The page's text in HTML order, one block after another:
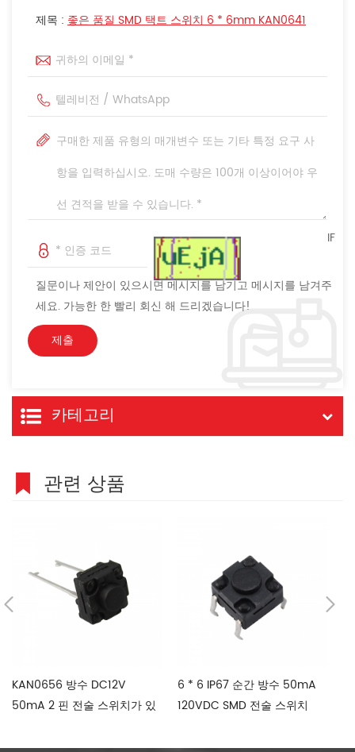
제목 : 좋은 품질 SMD 택트 스위치 6 * 6mm KAN0641
IF
질문이나 제안이 있으시면 메시지를 남기고 메시지를 남겨주
세요. 가능한 한 빨리 회신 해 드리겠습니다!
카테고리
관련 상품
KAN0656 방수 DC12V
50mA 2 핀 전술 스위치가 있
6 * 6 IP67 순간 방수 50mA
120VDC SMD 전술 스위치